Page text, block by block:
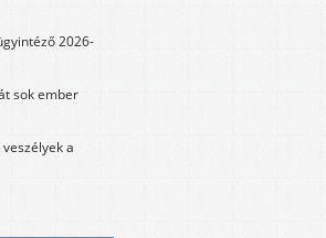
2026-
sok ember
a